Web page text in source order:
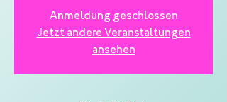
Anmeldung geschlossen
Jetzt andere Veranstaltungen
ansehen